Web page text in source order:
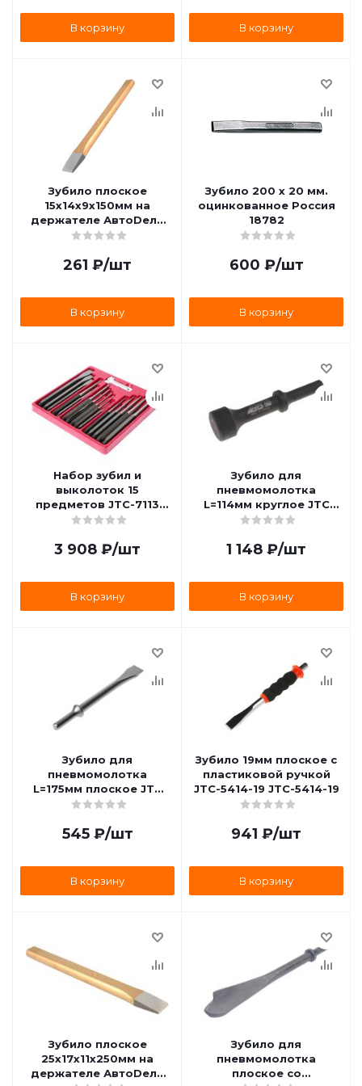
В корзину В корзину
Зубило плоское
15х14х9х150мм на
держателе АвтоDело
30150 30150
261 ₽/шт
В корзину
Зубило 200 х 20 мм.
оцинкованное Россия
18782
600 ₽/шт
В корзину
Набор зубил и
выколоток 15
предметов JTC-7113
JTC-7113
3 908 ₽/шт
В корзину
Зубило для
пневмомолотка
L=114мм круглое JTC
JTC-3331 JTC-3331
1 148 ₽/шт
В корзину
Зубило для
пневмомолотка
L=175мм плоское JTC
JTC-3327 JTC-3327
545₽/шт
В корзину
Зубило 19мм плоское с
пластиковой ручкой
JTC-5414-19 JTC-5414-19
941 ₽/шт
В корзину
Зубило плоское
25х17х11х250мм на
держателе АвтоDело
Зубило для
пневмомолотка
плоское со